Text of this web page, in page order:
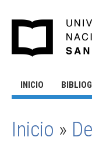
INICIO
SE ENCUENTRA
Inicio »